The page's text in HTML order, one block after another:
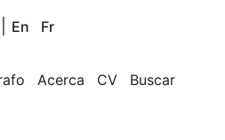
En Fr
Acerca CV Buscar